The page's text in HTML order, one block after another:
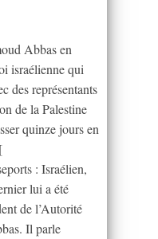
Abbas en
israélienne qui
des représentants
de la Palestine
quinze jours en
: Israélien,
lui a été
de l’Autorité
Il parle